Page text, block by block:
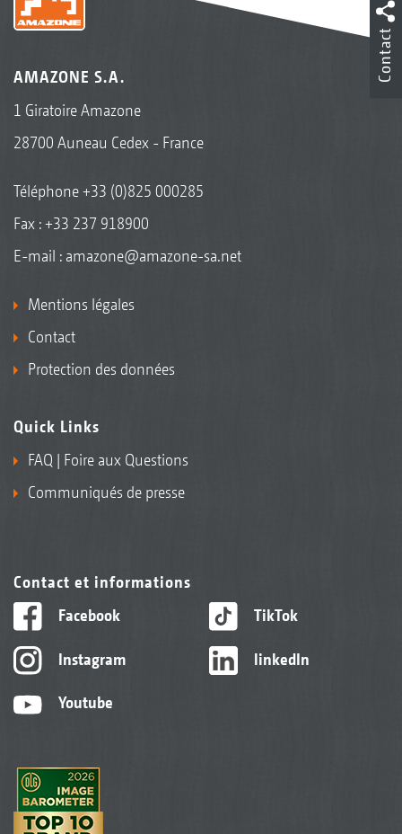
AMAZONE S.A.
1 Giratoire Amazone
28700 Auneau Cedex - France
Téléphone+33 (0)825 000285
Fax : +33 237 918900
E-mail : amazone@amazone-sa.net
Mentions légales
Contact
Protection des données
Quick Links
FAQ | Foire aux Questions
Communiqués de presse
Contact et informations
Facebook
Instagram
Youtube
TikTok
linkedIn
Contact